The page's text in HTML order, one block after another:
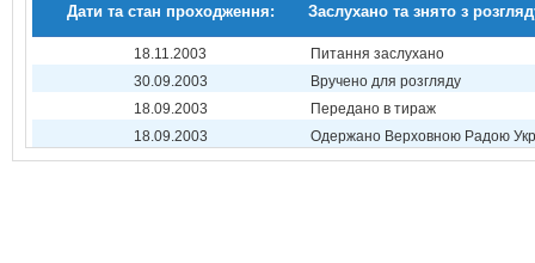
Дати та стан проходження: Заслухано та знято з
18.11.2003
Питання заслухано
30.09.2003
Вручено для розгляду
18.09.2003
Передано в тираж
18.09.2003
Одержано Верховною Радою